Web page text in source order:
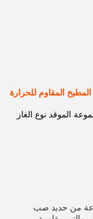
المطبخ المقاوم للحرارة
الموقد نوع الغاز
من حديد صب